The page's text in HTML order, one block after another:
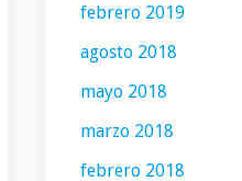
febrero 2019
agosto 2018
mayo 2018
marzo 2018
febrero 2018